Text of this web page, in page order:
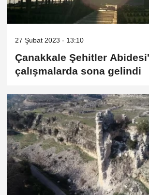
27 Şubat 2023 - 13:10
Çanakkale Şehitler
çalışmalarda sona gelindi